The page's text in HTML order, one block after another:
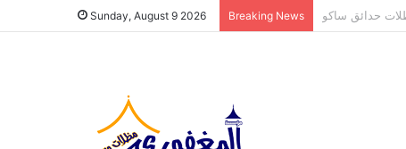
Sunday, August 9 2026 Breaking News